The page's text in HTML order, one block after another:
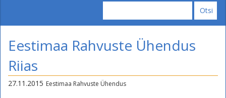
Eestimaa Rahvuste Ühendus
Riias
27.11.2015 Eestimaa Rahvuste Ühendus